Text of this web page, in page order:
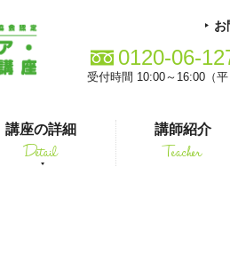
講座の詳細
Detail
講師紹介
Teacher
お
0120-06-
受付時間 10:00～16:00（平